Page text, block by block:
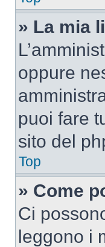
» La mia
oppure
puoi fare
sito del
Top
» Come
Ci
leggono i